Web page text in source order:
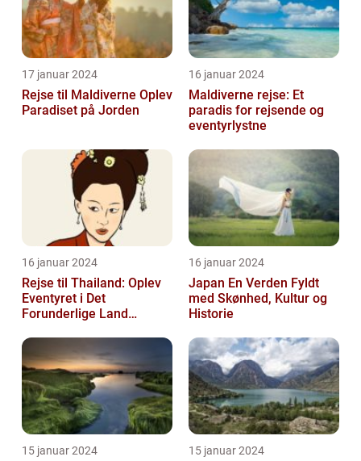
17 januar 2024
Rejse til Maldiverne Oplev
Paradiset på Jorden
16 januar 2024
Maldiverne rejse: Et
paradis for rejsende og
eventyrlystne
16 januar 2024
Rejse til Thailand: Oplev
Eventyret i Det
Forunderlige Land
16 januar 2024
Japan En Verden Fyldt
med Skønhed, Kultur og
Historie
15 januar 2024 15 januar 2024